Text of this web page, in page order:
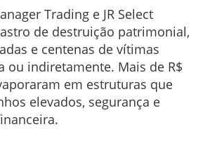
Trading e JR Select
de destruição patrimonial,
e centenas de vítimas
ou indiretamente. Mais de R$
em estruturas que
elevados, segurança e